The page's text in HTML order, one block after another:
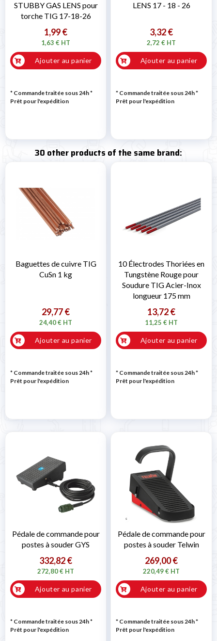
STUBBY GAS LENS pour
torche TIG 17-18-26
1,99 €
1,63 € HT
Ajouter au panier
* Commande traitée sous 24h*
Prêt pour l'expédition
LENS 17 - 18 - 26
3,32 €
2,72 € HT
Ajouter au panier
* Commande traitée sous 24h*
Prêt pour l'expédition
30 other products of the same brand:
Baguettes de cuivre TIG
CuSn 1 kg
29,77 €
24,40 € HT
Ajouter au panier
* Commande traitée sous 24h*
Prêt pour l'expédition
10 Électrodes Thoriées en
Tungstène Rouge pour
Soudure TIG Acier-Inox
longueur 175 mm
13,72 €
11,25 € HT
Ajouter au panier
* Commande traitée sous 24h*
Prêt pour l'expédition
Pédale de commande pour
postes à souder GYS
332,82 €
272,80 € HT
Ajouter au panier
* Commande traitée sous 24h*
Prêt pour l'expédition
Pédale de commande pour
postes à souder Telwin
269,00 €
220,49 € HT
Ajouter au panier
* Commande traitée sous 24h*
Prêt pour l'expédition